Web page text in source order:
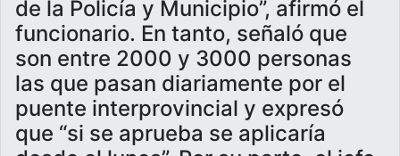
de la Policía y Municipio”, afirmó el
funcionario. En tanto, señaló que
son entre 2000 y 3000 personas
las que pasan diariamente por el
puente interprovincial y expresó
que “si se aprueba se aplicaría